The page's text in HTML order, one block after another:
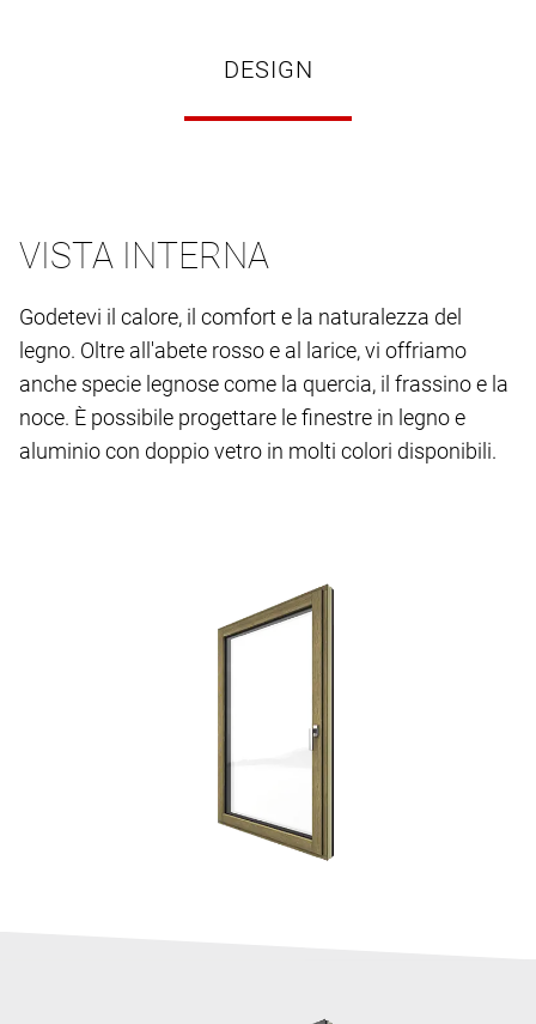
DESIGN
VISTA INTERNA
Godetevi il calore, il comfort e la naturalezza del
legno. Oltre all'abete rosso e al larice, vi offriamo
anche specie legnose come la quercia, il frassino e la
noce. È possibile progettare le finestre in legno e
aluminio con doppio vetro in molti colori disponibili.